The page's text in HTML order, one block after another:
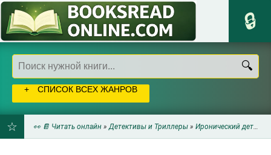
СПИСОК ВСЕХ ЖАНРОВ
👀 📔 Читать онлайн »Детективы и Триллеры » Иронический детектив